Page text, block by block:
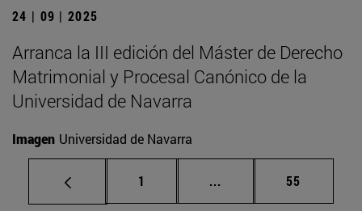
24 | 09 | 2025
Arranca la III edición del Máster de Derecho
Matrimonial y Procesal Canónico de la
Universidad de Navarra
Imagen Universidad de Navarra
Página
1 ... Páginas intermedias
Página
55